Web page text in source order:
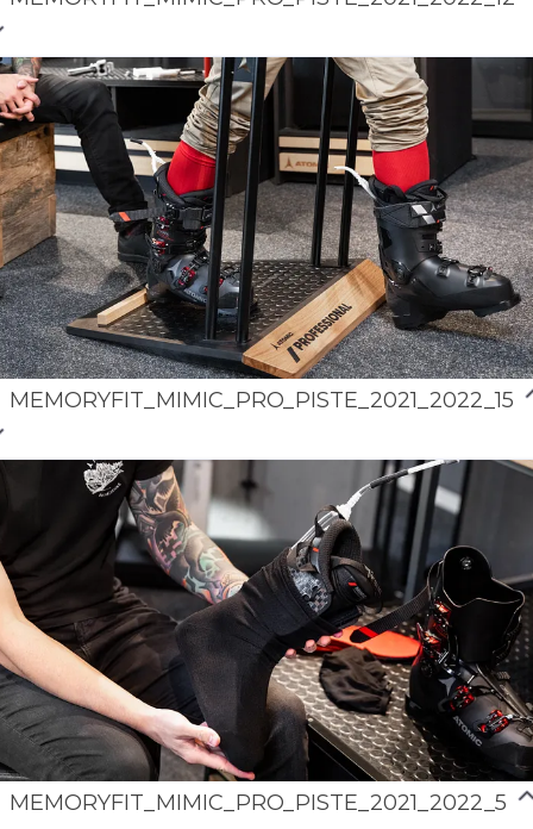
MEMORYFIT_MIMIC_PRO_PISTE_2021_2022_15
MEMORYFIT_MIMIC_PRO_PISTE_2021_2022_5